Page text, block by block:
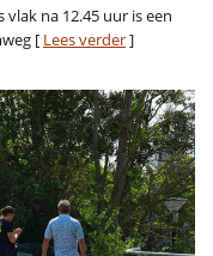
na 12.45 uur is een
[ Lees verder]